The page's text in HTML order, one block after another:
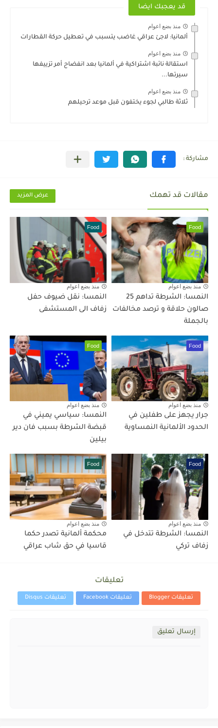
قد يعجبك ايضا
منذ بضع اعوام
ألمانيا: لاجئ عراقي غاضب يتسبب في تعطيل حركة القطارات
منذ بضع اعوام
استقالة نائبة اشتراكية في ألمانيا بعد انفضاح أمر تزييفها
سيرتها...
منذ بضع اعوام
ثلاثة طالبي لجوء يختفون قبل موعد ترحيلهم
مقالات قد تهمك عرض المزيد
Food
منذ بضع اعوام
النمسا: الشرطة تداهم 25
صالون حلاقة و ترصد مخالفات
بالجملة
Food
منذ بضع اعوام
النمسا: نقل ضيوف حفل
زفاف الى المستشفى
Food
منذ بضع اعوام
جرار يجهز على طفلين في
الحدود الألمانية النمساوية
Food
منذ بضع اعوام
النمسا: سياسي يميني في
قبضة الشرطة بسبب فان دير
بيلين
Food
منذ بضع اعوام
النمسا: الشرطة تتدخل في
زفاف تركي
Food
منذ بضع اعوام
محكمة ألمانية تصدر حكما
قاسيا في حق شاب عراقي
تعليقات
تعليقات Blogger تعليقات Facebook تعليقات Disqus
إرسال تعليق